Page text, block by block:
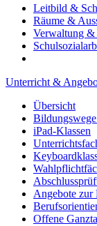
Leitbild &
Räume &
Verwaltung &
Unterricht &
Übersicht
iPad-Klassen
Angebote zur
Offene